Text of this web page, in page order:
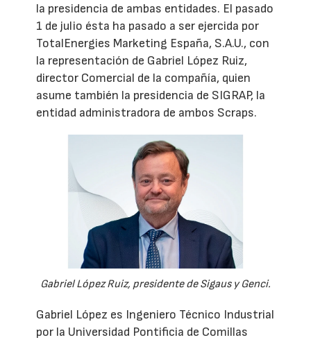
la presidencia de ambas entidades. El pasado
1 de julio ésta ha pasado a ser ejercida por
TotalEnergies Marketing España, S.A.U., con
la representación de Gabriel López Ruiz,
director Comercial de la compañía, quien
asume también la presidencia de SIGRAP, la
entidad administradora de ambos Scraps.
Gabriel López Ruiz, presidente de Sigaus y Genci.
Gabriel López es Ingeniero Técnico Industrial
por la Universidad Pontificia de Comillas